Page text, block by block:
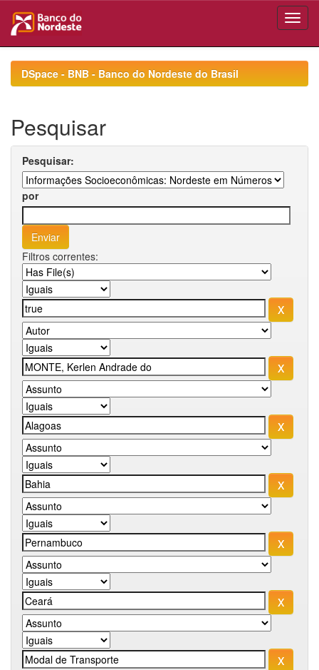
navigationDSpace - BNB - Banco do Nordeste do Brasil
Pesquisar
Pesquisar:
por
Filtros correntes: